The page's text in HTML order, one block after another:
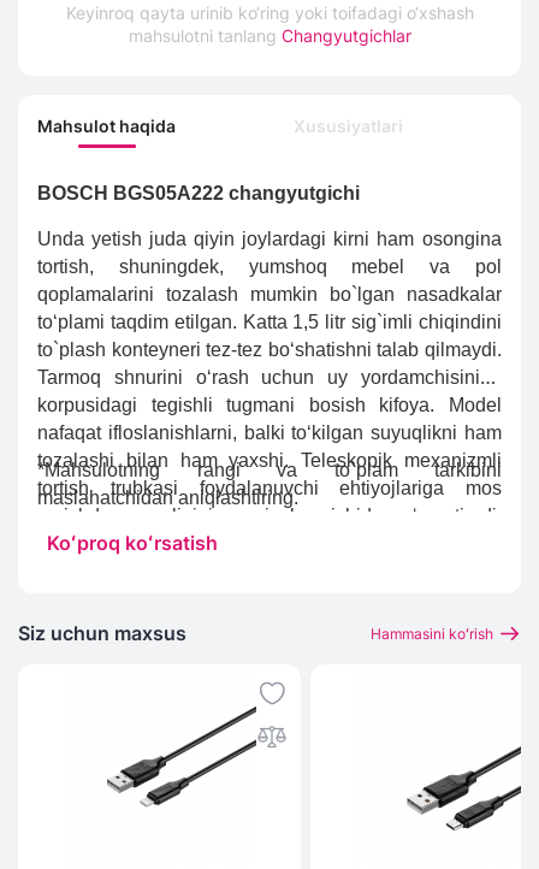
Keyinroq qayta urinib ko‘ring yoki toifadagi o‘xshash
mahsulotni tanlang Changyutgichlar
Mahsulot haqida Xususiyatlari
BOSCH BGS05A222 changyutgichi
Unda yetish juda qiyin joylardagi kirni ham osongina
tortish, shuningdek, yumshoq mebel va pol
qoplamalarini tozalash mumkin bo`lgan nasadkalar
to‘plami taqdim etilgan. Katta 1,5 litr sig`imli chiqindini
to`plash konteyneri tez-tez bo‘shatishni talab qilmaydi.
Tarmoq shnurini o‘rash uchun uy yordamchisining
korpusidagi tegishli tugmani bosish kifoya. Model
nafaqat ifloslanishlarni, balki to‘kilgan suyuqlikni ham
tozalashi bilan ham yaxshi. Teleskopik mexanizmli
tortish trubkasi foydalanuvchi ehtiyojlariga mos
ravishda uzunligini soniyalar ichida o‘zgartiradi.
Changyutgich tagidagi rezina g‘ildiraklar esa uning pol
*Mahsulotning rangi va to`plam tarkibini
maslahatchidan aniqlashtiring.
Koʻproq koʻrsatish
Siz uchun maxsus Hammasini koʻrish